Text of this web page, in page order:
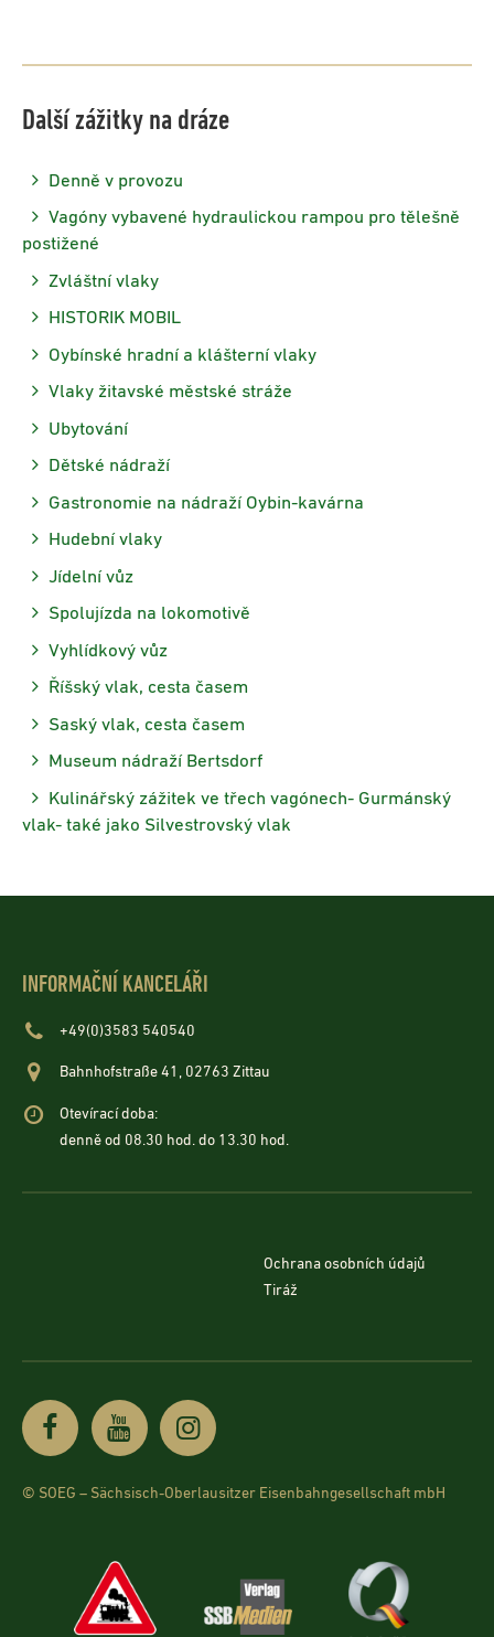
Další zážitky na dráze
Denně v provozu
Vagóny vybavené hydraulickou rampou pro tělešně
postižené
Zvláštní vlaky
HISTORIK MOBIL
Oybínské hradní a klášterní vlaky
Vlaky žitavské městské stráže
Ubytování
Dětské nádraží
Gastronomie na nádraží Oybin-kavárna
Hudební vlaky
Jídelní vůz
Spolujízda na lokomotivě
Vyhlídkový vůz
Říšský vlak, cesta časem
Saský vlak, cesta časem
Museum nádraží Bertsdorf
Kulinářský zážitek ve třech vagónech- Gurmánský
vlak- také jako Silvestrovský vlak
INFORMAČNÍ KANCELÁŘI
+49(0)3583 540540
Bahnhofstraße 41, 02763 Zittau
Otevírací doba:
denně od 08.30 hod. do 13.30 hod.
Ochrana osobních údajů
Tiráž
© SOEG – Sächsisch-Oberlausitzer Eisenbahngesellschaft mbH